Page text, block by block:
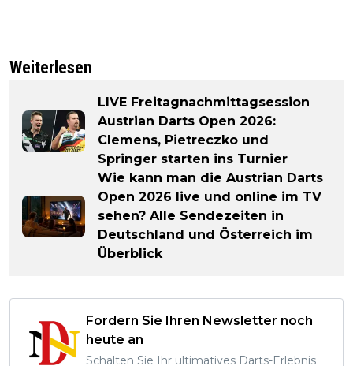
Weiterlesen
LIVE Freitagnachmittagsession
Austrian Darts Open 2026:
Clemens, Pietreczko und
Springer starten ins Turnier
Wie kann man die Austrian Darts
Open 2026 live und online im TV
sehen? Alle Sendezeiten in
Deutschland und Österreich im
Überblick
Fordern Sie Ihren Newsletter noch
heute an
Schalten Sie Ihr ultimatives Darts-Erlebnis